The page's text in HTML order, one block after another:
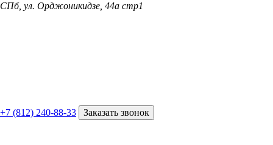
СПб, ул. Орджоникидзе, 44а стр1
+7 (812) 240-88-33 Заказать звонок